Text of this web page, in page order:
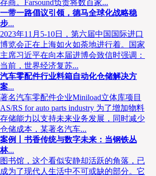
选择丰田叉车，保障现场不间断
过硬的产品品质是关键原因
潘亦泽口中的“作业设备”，即用
效率，新柳伍食品选择与丰田叉车
选择丰田叉车的原因，潘亦泽郑重地
同样注重产品的使用成本。在这次
田叉车在内的多个品牌的产品。毫
深刻的印象，这是我们选择丰田叉车的
存商。Farsound负责将数百家...
一带一路倡议引领，德马全球化战略稳
步...
2023年11月5-10日，第六届中国国际进口
博览会正在上海如火如荼地进行着。国家
主席习近平在向本届进博会致信时强调：
当前，世界经济复苏...
汽车零配件行业料箱自动化仓储解决方
案...
著名汽车零配件企业Miniload立体库项目
AS/RS for auto parts industry 为了增加物料
存储能力以支持未来业务发展，同时减少
仓储成本，某著名汽车...
案例丨书香传统与数字未来：当钢铁丛
林...
图书馆，这个看似安静却活跃的角落，已
成为了现代人生活中不可或缺的部分。它